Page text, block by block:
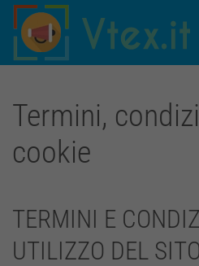
Skip to main content
Termini,
cookie
TERMINI E
UTILIZZO DEL